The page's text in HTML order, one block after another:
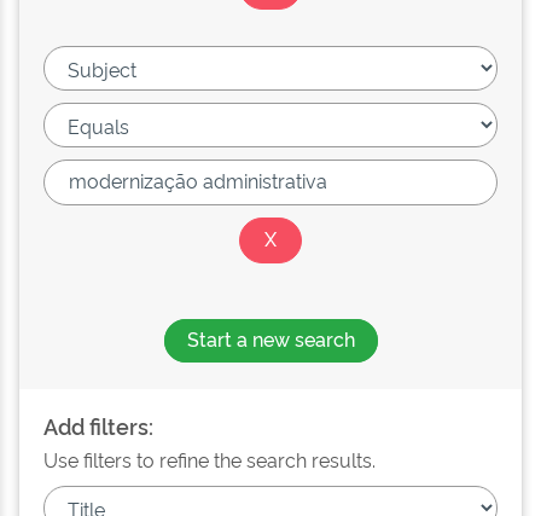
Start a new search
Add filters:
Use filters to refine the search results.